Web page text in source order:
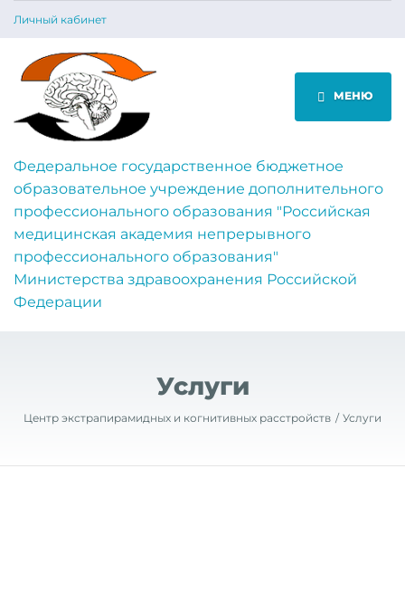
Личный кабинет
МЕНЮ
Федеральное государственное бюджетное
образовательное учреждение дополнительного
профессионального образования "Российская
медицинская академия непрерывного
профессионального образования"
Министерства здравоохранения Российской
Федерации
Услуги
Центр экстрапирамидных и когнитивных расстройств Услуги